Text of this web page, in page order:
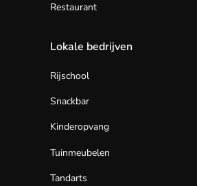
Restaurant
Lokale bedrijven
Rijschool
Snackbar
Kinderopvang
Tuinmeubelen
Tandarts